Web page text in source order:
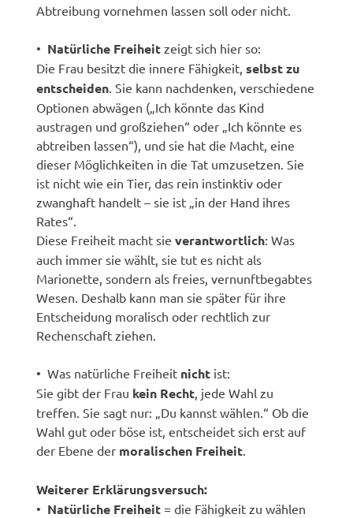
Abtreibung vornehmen lassen soll oder nicht.
• Natürliche Freiheit zeigt sich hier so:
Die Frau besitzt die innere Fähigkeit, selbst zu
entscheiden . Sie kann nachdenken, verschiedene
Optionen abwägen („Ich könnte das Kind
austragen und großziehen“ oder „Ich könnte es
abtreiben lassen“), und sie hat die Macht, eine
dieser Möglichkeiten in die Tat umzusetzen. Sie
ist nicht wie ein Tier, das rein instinktiv oder
zwanghaft handelt – sie ist „in der Hand ihres
Rates“.
Diese Freiheit macht sieverantwortlich: Was
auch immer sie wählt, sie tut es nicht als
Marionette, sondern als freies, vernunftbegabtes
Wesen. Deshalb kann man sie später für ihre
Entscheidung moralisch oder rechtlich zur
Rechenschaft ziehen.
• Was natürliche Freiheit nicht ist:
Sie gibt der Frau kein Recht , jede Wahl zu
treffen. Sie sagt nur: „Du kannst wählen.“ Ob die
Wahl gut oder böse ist, entscheidet sich erst auf
der Ebene der moralischen Freiheit
Weiterer Erklärungsversuch:
• Natürliche Freiheit = die Fähigkeit zu wählen